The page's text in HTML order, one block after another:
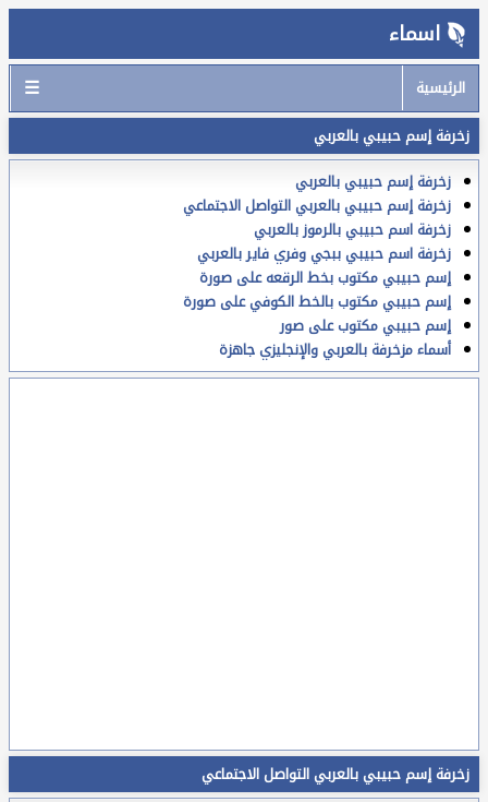
اسماء
الرئيسية ☰
زخرفة إسم حبيبي بالعربي
زخرفة إسم حبيبي بالعربي
زخرفة إسم حبيبي بالعربي التواصل الاجتماعي
زخرفة اسم حبيبي بالرموز بالعربي
زخرفة اسم حبيبي ببجي وفري فاير بالعربي
إسم حبيبي مكتوب بخط الرقعه على صورة
إسم حبيبي مكتوب بالخط الكوفي على صورة
إسم حبيبي مكتوب على صور
أسماء مزخرفة بالعربي والإنجليزي جاهزة
زخرفة إسم حبيبي بالعربي التواصل الاجتماعي